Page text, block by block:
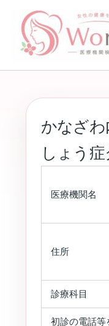
かなざわ
しょう
医療機関名
住所
診療科目
初診の電話等